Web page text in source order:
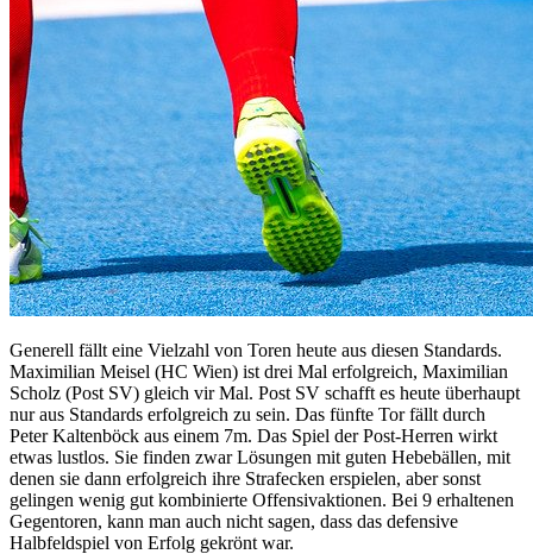
Generell fällt eine Vielzahl von Toren heute aus diesen Standards.
Maximilian Meisel (HC Wien) ist drei Mal erfolgreich, Maximilian
Scholz (Post SV) gleich vir Mal. Post SV schafft es heute überhaupt
nur aus Standards erfolgreich zu sein. Das fünfte Tor fällt durch
Peter Kaltenböck aus einem 7m. Das Spiel der Post-Herren wirkt
etwas lustlos. Sie finden zwar Lösungen mit guten Hebebällen, mit
denen sie dann erfolgreich ihre Strafecken erspielen, aber sonst
gelingen wenig gut kombinierte Offensivaktionen. Bei 9 erhaltenen
Gegentoren, kann man auch nicht sagen, dass das defensive
Halbfeldspiel von Erfolg gekrönt war.